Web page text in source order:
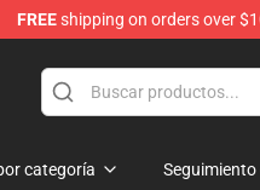
FREEshipping on orders over
categoría Seguimiento